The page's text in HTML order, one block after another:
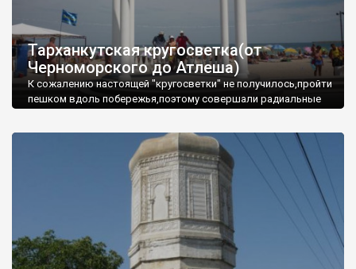
Тарханкутская кругосветка(от
Черноморского до Атлеша)
К сожалению настоящей "кругосветки" не получилось,пройти
пешком вдоль побережья,поэтому совершали радиальные